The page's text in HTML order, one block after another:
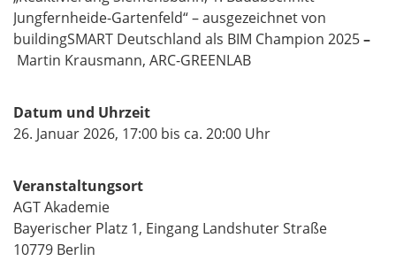
Jungfernheide-Gartenfeld“ – ausgezeichnet von
buildingSMART Deutschland als BIM Champion 2025–
Martin Krausmann, ARC-GREENLAB
Datum und Uhrzeit
26. Januar 2026, 17:00 bis ca. 20:00 Uhr
Veranstaltungsort
AGT Akademie
Bayerischer Platz 1, Eingang Landshuter Straße
10779 Berlin